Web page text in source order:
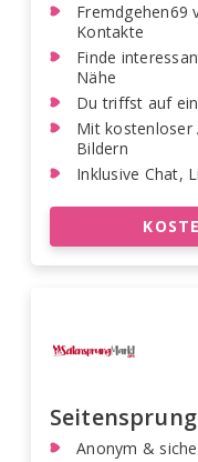
Fremdgehen69
Kontakte
Finde
Nähe
Du triffst auf
Mit kostenloser
Bildern
Inklusive Chat,
Anonym &